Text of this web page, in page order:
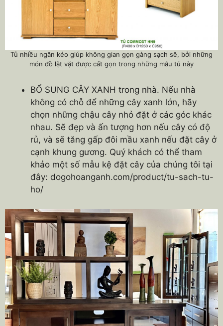
Tủ nhiều ngăn kéo giúp không gian gọn gàng sạch sẽ, bởi những
món đồ lặt vặt được cất gọn trong những mẫu tủ này
BỔ SUNG CÂY XANH trong nhà. Nếu nhà
không có chỗ để những cây xanh lớn, hãy
chọn những chậu cây nhỏ đặt ở các góc khác
nhau. Sẽ đẹp và ấn tượng hơn nếu cây có độ
rủ, và sẽ tăng gấp đôi mầu xanh nếu đặt cây ở
cạnh khung gương. Quý khách có thể tham
khảo một số mẫu kệ đặt cây của chúng tôi tại
đây: dogohoanganh.com/product/tu-sach-tu-
ho/